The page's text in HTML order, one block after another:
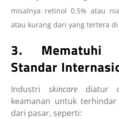
misalnya retinol 0.5% atau
atau kurang dari yang tertera
3. Mematuhi
Standar
Industri skincare diatur
keamanan untuk
dari pasar, seperti: